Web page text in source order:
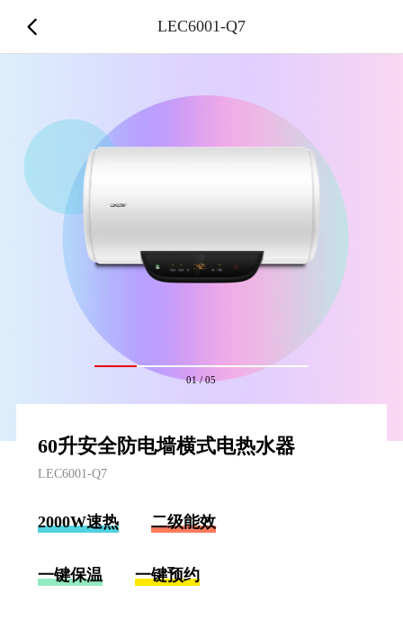
01/05
60升安全防电墙横式电热水器
LEC6001-Q7
2000W速热 二级能效
一键保温 一键预约
LEC6001-Q7